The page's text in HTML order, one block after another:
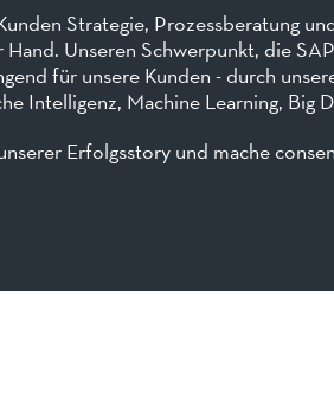
Strategie, Prozessberatung
Hand. Unseren Schwerpunkt, die
für unsere Kunden - durch
Intelligenz, Machine Learning, Big
Erfolgsstory und mache